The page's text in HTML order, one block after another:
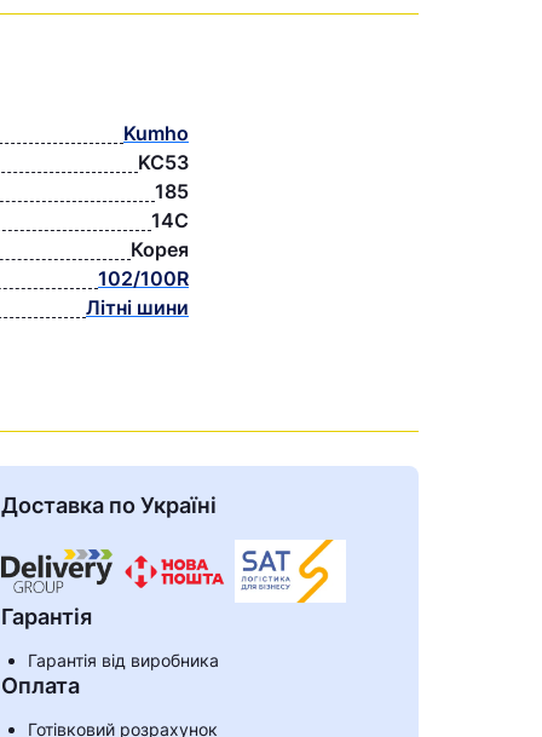
Kumho
KC53
185
14C
Корея
102/100R
Літні шини
Доставка по Україні
Гарантія
Гарантія від виробника
Оплата
Готівковий розрахунок